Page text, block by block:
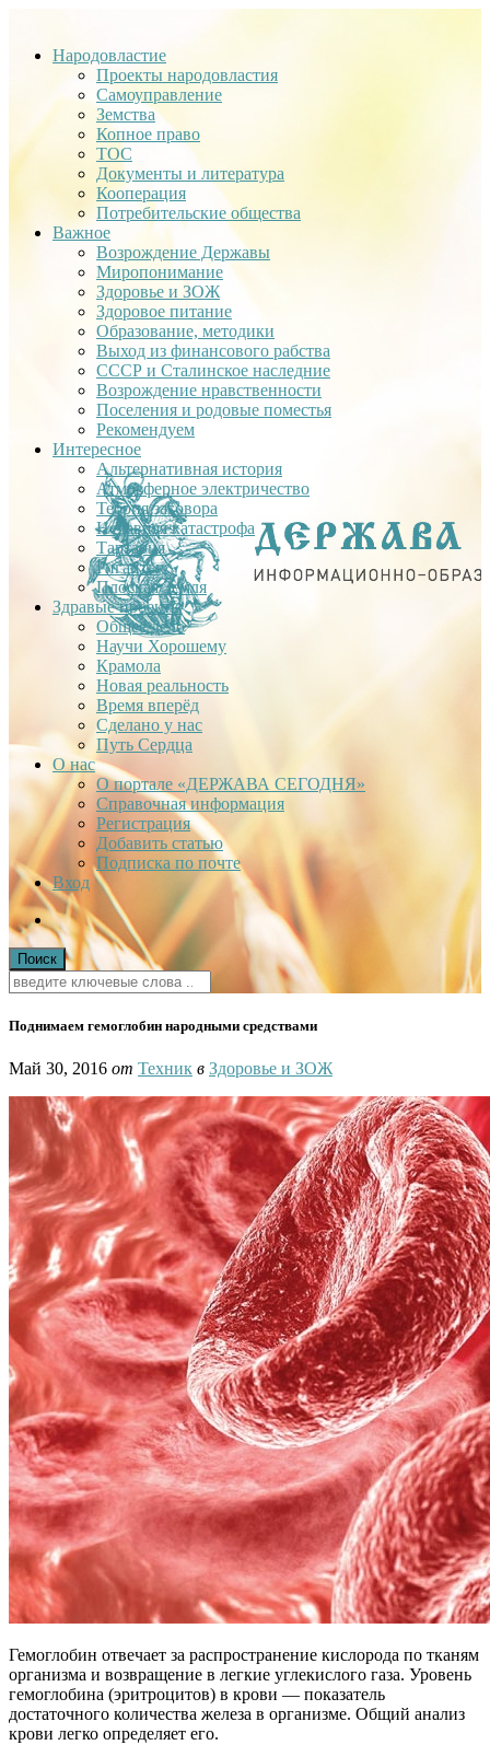
Народовластие
Проекты народовластия
Самоуправление
Земства
Копное право
ТОС
Документы и литература
Кооперация
Потребительские общества
Важное
Возрождение Державы
Миропонимание
Здоровье и ЗОЖ
Здоровое питание
Образование, методики
Выход из финансового рабства
СССР и Сталинское наследние
Возрождение нравственности
Поселения и родовые поместья
Рекомендуем
Интересное
Альтернативная история
Атмосферное электричество
Теория заговора
Недавняя катастрофа
Тартария
Гиганты
Плоская Земля
Здравые проекты
Общее дело
Научи Хорошему
Крамола
Новая реальность
Время вперёд
Сделано у нас
Путь Сердца
О нас
О портале «ДЕРЖАВА СЕГОДНЯ»
Справочная информация
Регистрация
Добавить статью
Подписка по почте
Вход
Поднимаем гемоглобин народными средствами
Май 30, 2016 от Техник в Здоровье и ЗОЖ
Гемоглобин отвечает за распространение кислорода по тканям
организма и возвращение в легкие углекислого газа. Уровень
гемоглобина (эритроцитов) в крови — показатель
достаточного количества железа в организме. Общий анализ
крови легко определяет его.